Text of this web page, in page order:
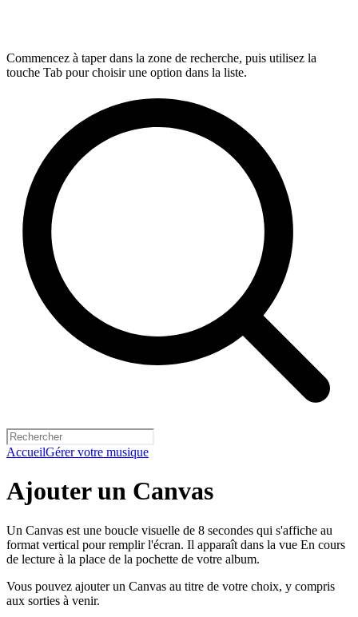
Commencez à taper dans la zone de recherche, puis utilisez la
touche Tab pour choisir une option dans la liste.
AccueilGérer votre musique
Ajouter un Canvas
Un Canvas est une boucle visuelle de 8 secondes qui s'affiche au
format vertical pour remplir l'écran. Il apparaît dans la vue En cours
de lecture à la place de la pochette de votre album.
Vous pouvez ajouter un Canvas au titre de votre choix, y compris
aux sorties à venir.